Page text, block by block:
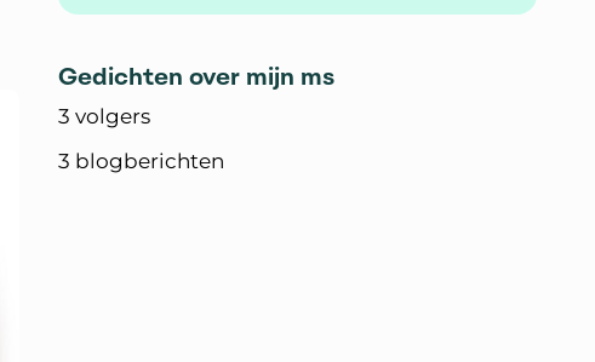
Gedichten over mijn ms
3 volgers
3 blogberichten